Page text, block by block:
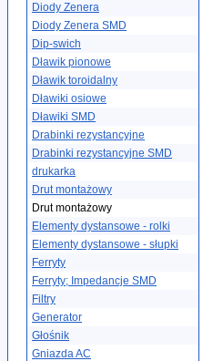
Diody Zenera
Diody Zenera SMD
Dip-swich
Dławik pionowe
Dławik toroidalny
Dławiki osiowe
Dławiki SMD
Drabinki rezystancyjne
Drabinki rezystancyjne SMD
drukarka
Drut montażowy
Drut montażowy
Elementy dystansowe - rolki
Elementy dystansowe - słupki
Ferryty
Ferryty; Impedancje SMD
Filtry
Generator
Głośnik
Gniazda AC